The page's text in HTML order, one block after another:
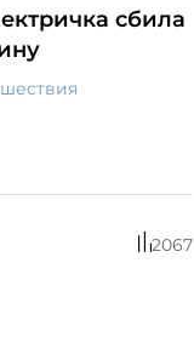
сбила
2067